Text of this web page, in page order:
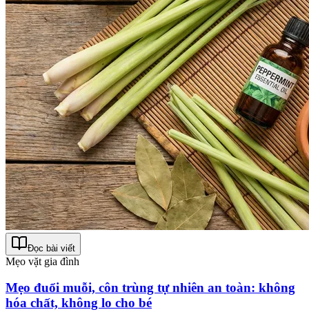
Đọc bài viết
Mẹo vặt gia đình
Mẹo đuổi muỗi, côn trùng tự nhiên an toàn: không
hóa chất, không lo cho bé